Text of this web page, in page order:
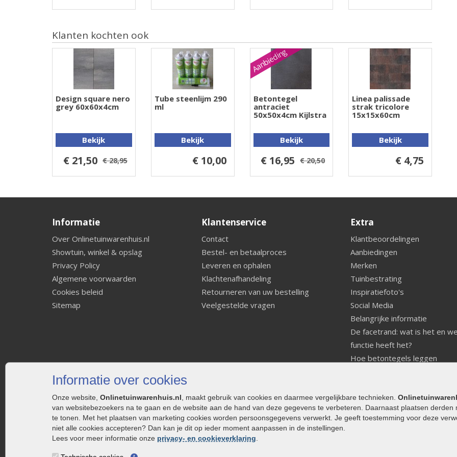
Informatie over cookies
Onze website, Onlinetuinwarenhuis.nl , maakt gebruik van cookies en daarmee vergelijkbare technieken.
van websitebezoekers na te gaan en de website aan de hand van deze gegevens te verbeteren. Daarnaast plaatsen
te tonen. Met het plaatsen van marketing cookies worden persoonsgegevens verwerkt. Je geeft toestemming voor deze
niet alle cookies accepteren? Dan kan je dit op ieder moment aanpassen in de instellingen.
Lees voor meer informatie onze privacy- en cookieverklaring
Klanten kochten ook
Design square nero
grey 60x60x4cm
Bekijk
€ 21,50 € 28,95
Tube steenlijm 290
ml
Bekijk
€ 10,00
Aanbieding
Betontegel
antraciet
50x50x4cm Kijlstra
Bekijk
€ 16,95 € 20,50
Linea palissade
strak tricolore
15x15x60cm
Bekijk
€ 4,75
Informatie
Over Onlinetuinwarenhuis.nl
Showtuin, winkel & opslag
Privacy Policy
Algemene voorwaarden
Cookies beleid
Sitemap
Klantenservice
Contact
Bestel- en betaalproces
Leveren en ophalen
Klachtenafhandeling
Retourneren van uw bestelling
Veelgestelde vragen
Extra
Klantbeoordelingen
Aanbiedingen
Merken
Tuinbestrating
Inspiratiefoto's
Social Media
Belangrijke informatie
De facetrand: wat is het en
functie heeft het?
Hoe betontegels leggen
Welke tuinstijl past bij mij
Strakke tuin inrichten
Legverbanden gebakken